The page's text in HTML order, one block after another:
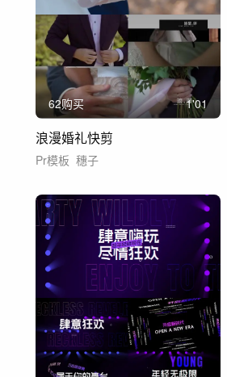
62购买 1'01
浪漫婚礼快剪
Pr模板 穗子